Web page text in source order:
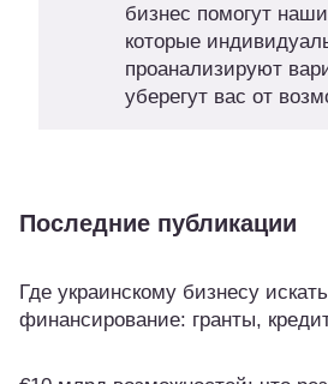
бизнес помогут
которые
проанализируют
уберегут вас от
Последние публикации
Где украинскому бизнесу
финансирование: гранты,